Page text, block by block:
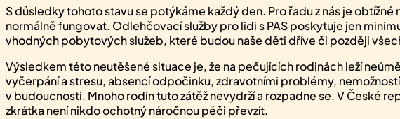
S důsledky tohoto stavu se potýkáme každý den. Pro řadu z nás je
normálně fungovat. Odlehčovací služby pro lidi s PAS poskytuje jen
vhodných pobytových služeb, které budou naše děti dříve či později
Výsledkem této neutěšené situace je, že na pečujících rodinách leží
vyčerpání a stresu, absencí odpočinku, zdravotními problémy,
v budoucnosti. Mnoho rodin tuto zátěž nevydrží a rozpadne se. V České
zkrátka není nikdo ochotný náročnou péči převzít.